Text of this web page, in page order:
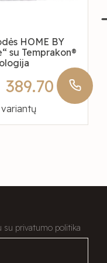
HOME BY
su Temprakon®
389.70 €
su privatumo politika